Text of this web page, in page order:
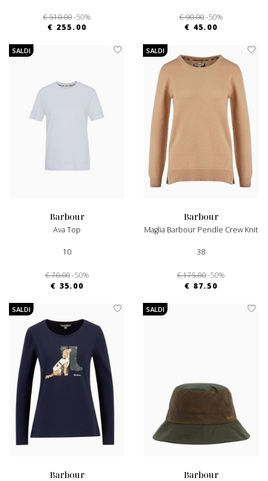
€ 510.00-50%
€ 255.00
€ 90.00 -50%
€ 45.00
SALDI
barbour
Ava Top
10
€ 70.00 -50%
€ 35.00
SALDI
barbour
Maglia Barbour Pendle Crew Knit
38
€ 175.00-50%
€ 87.50
SALDI
barbour
SALDI
barbour